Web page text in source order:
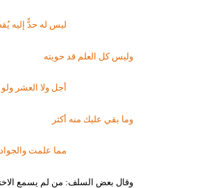
ليس له حدٌّ إليه
وليس كل العلم قد حويته
أجل ولا العشر
وما بقي عليك منه أكثر
مما علمت والجواد
وقال بعض السلف: من لم يسمع